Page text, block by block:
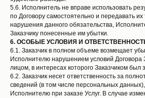
5.6. Исполнитель не вправе использовать
по Договору самостоятельно и передавать
нарушения данного обязательства,
Заказчику понесенные им убытки.
6. ОСОБЫЕ УСЛОВИЯ И
6.1. Заказчик в полном объеме возмещает
Исполнителю нарушением условий Договора
лицом, в интересах которого Заказчиком был
6.2. Заказчик несет ответственность за
сведений (в том числе персональных
Исполнителю при заказе Услуг. В случае